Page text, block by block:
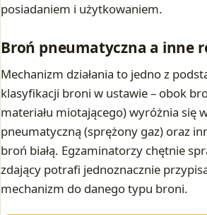
posiadaniem i użytkowaniem.
Broń pneumatyczna a inne
Mechanizm działania to jedno z
klasyfikacji broni w ustawie – obok
materiału miotającego) wyróżnia się
pneumatyczną (sprężony gaz) oraz
broń białą. Egzaminatorzy chętnie
zdający potrafi jednoznacznie
mechanizm do danego typu broni.